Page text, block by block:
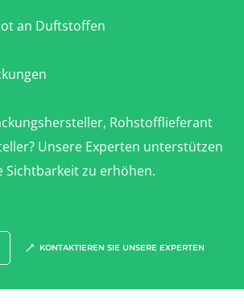
(Englisch)
an Duftstoffen
Rohstofflieferant
Unsere Experten unterstützen
Sichtbarkeit zu erhöhen.
KONTAKTIEREN SIE UNSERE EXPERTEN